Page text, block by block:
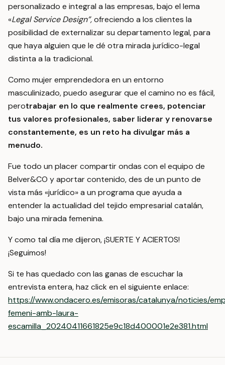
personalizado e integral a las empresas, bajo el lema
«Legal Service Design”,ofreciendo a los clientes la
posibilidad de externalizar su departamento legal, para
que haya alguien que le dé otra mirada jurídico-legal
distinta a la tradicional.
Como mujer emprendedora en un entorno
masculinizado, puedo asegurar que el camino no es fácil,
perotrabajar en lo que realmente crees, potenciar
tus valores profesionales, saber liderar y renovarse
constantemente, es un reto ha divulgar más a
menudo.
Fue todo un placer compartir ondas con el equipo de
Belver&CO y aportar contenido, des de un punto de
vista más «jurídico» a un programa que ayuda a
entender la actualidad del tejido empresarial catalán,
bajo una mirada femenina.
Y como tal día me dijeron, ¡SUERTE Y ACIERTOS!
¡Seguimos!
Si te has quedado con las ganas de escuchar la
entrevista entera, haz click en el siguiente enlace:
https://www.ondacero.es/emisoras/catalunya/noticies/
femeni-amb-laura-
escamilla_20240411661825e9c18d400001e2e381.html